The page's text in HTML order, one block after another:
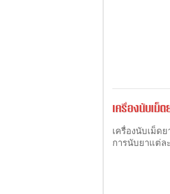
เครื่องนับเม็
เครื่องนับเม็ด
การนับยาแต่